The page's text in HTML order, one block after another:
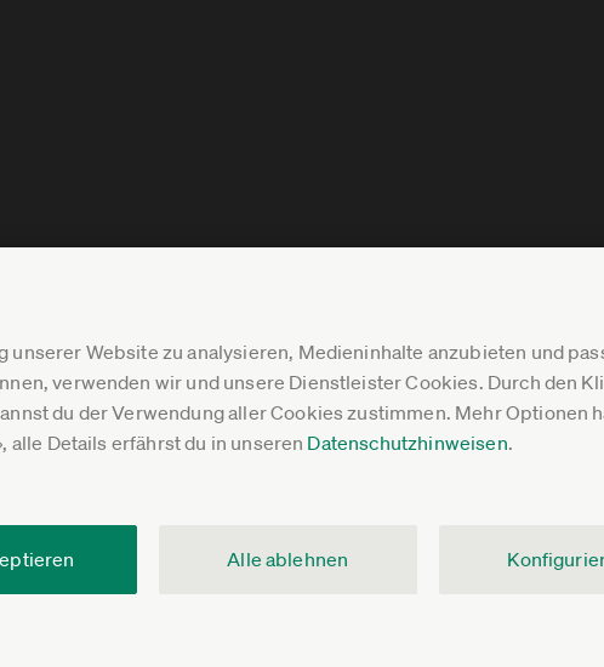
unserer Website zu analysieren, Medieninhalte anzubieten und
verwenden wir und unsere Dienstleister Cookies. Durch den
du der Verwendung aller Cookies zustimmen. Mehr Optionen
alle Details erfährst du in unseren Datenschutzhinweisen.
Alle ablehnen
e.V.